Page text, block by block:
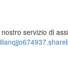
servizio di